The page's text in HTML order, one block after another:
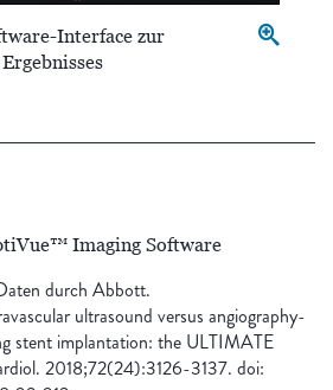
Interface zur
Imaging Software
durch Abbott.
ultrasound versus angiography-
stent implantation: the ULTIMATE
2018;72(24):3126-3137. doi: